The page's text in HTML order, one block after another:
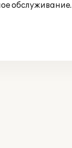
обслуживание.